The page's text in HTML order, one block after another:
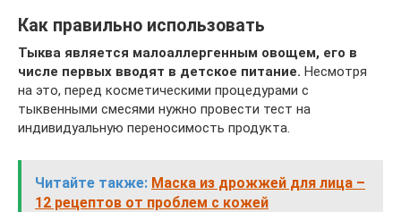
Как правильно использовать
Тыква является малоаллергенным овощем, его в
числе первых вводят в детское питание. Несмотря
на это, перед косметическими процедурами с
тыквенными смесями нужно провести тест на
индивидуальную переносимость продукта.
Читайте также: Маска из дрожжей для лица –
12 рецептов от проблем с кожей